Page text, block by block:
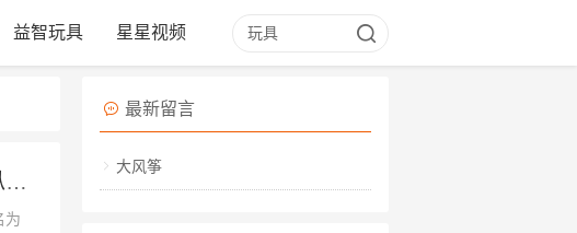
益智玩具 星星视频
海底小纵队神奇之旅探险套装正版授权海底小纵队玩具
为
最新留言
大风筝